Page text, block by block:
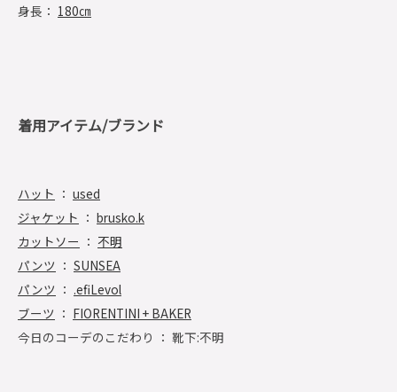
身長： 180㎝
着用アイテム/ブランド
ハット ： used
ジャケット ： brusko.k
カットソー ： 不明
パンツ ： SUNSEA
パンツ ： .efiLevol
ブーツ ： FIORENTINI + BAKER
今日のコーデのこだわり ： 靴下:不明